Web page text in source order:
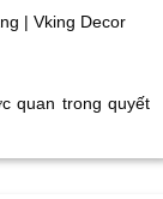
| Vking Decor
quan trong quyết